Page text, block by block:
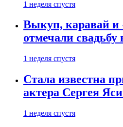
1 неделя спустя
Выкуп, каравай и
отмечали
1 неделя спустя
Стала известна
актера Сергея
1 неделя спустя